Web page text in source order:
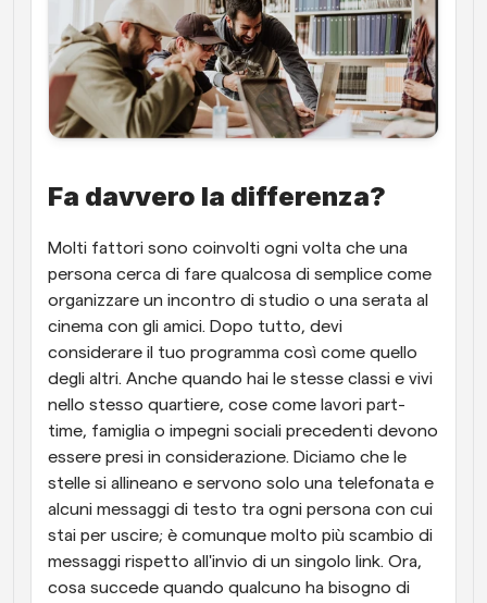
Fa davvero la differenza?
Molti fattori sono coinvolti ogni volta che una
persona cerca di fare qualcosa di semplice come
organizzare un incontro di studio o una serata al
cinema con gli amici. Dopo tutto, devi
considerare il tuo programma così come quello
degli altri. Anche quando hai le stesse classi e vivi
nello stesso quartiere, cose come lavori part-
time, famiglia o impegni sociali precedenti devono
essere presi in considerazione. Diciamo che le
stelle si allineano e servono solo una telefonata e
alcuni messaggi di testo tra ogni persona con cui
stai per uscire; è comunque molto più scambio di
messaggi rispetto all'invio di un singolo link. Ora,
cosa succede quando qualcuno ha bisogno di